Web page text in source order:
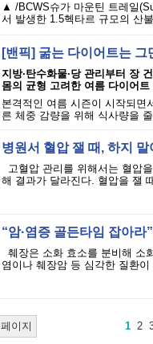
▲ /BCWS슈가 마운틴 트레일
서 발생한 1.5헥타르 규모의 산
[밴픽] 굶는 다이어트는 그
지방·탄수화물·당 관리부터 장
몸의 균형 고려한 여름 다이어트
본격적인 여름 시즌이 시작되면
른 체중 감량을 위해 식사량을
병원서 혈압 잴 때, 하지 말
고혈압 관리를 위해서는 혈압
해 결과가 달라진다. 혈압을 잴
“암·염증 골든타임 잡아라
췌장은 소화 효소를 분비해 소
염이나 췌장암 등 심각한 질환
이지 1 2